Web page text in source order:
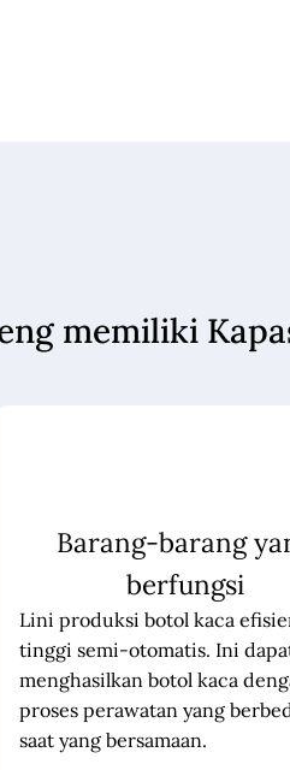
memiliki
Barang-barang
berfungsi
Lini produksi botol kaca
tinggi semi-otomatis. Ini
menghasilkan botol kaca
proses perawatan yang
saat yang bersamaan.